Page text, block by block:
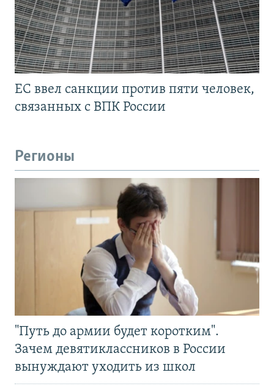
ЕС ввел санкции против пяти человек,
связанных с ВПК России
Регионы
"Путь до армии будет коротким".
Зачем девятиклассников в России
вынуждают уходить из школ